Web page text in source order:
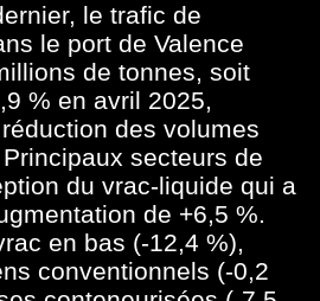
le trafic de
le port de Valence
de tonnes, soit
% en avril 2025,
des volumes
secteurs de
du vrac-liquide qui a
de +6,5 %.
en bas (-12,4 %),
conventionnels (-0,2